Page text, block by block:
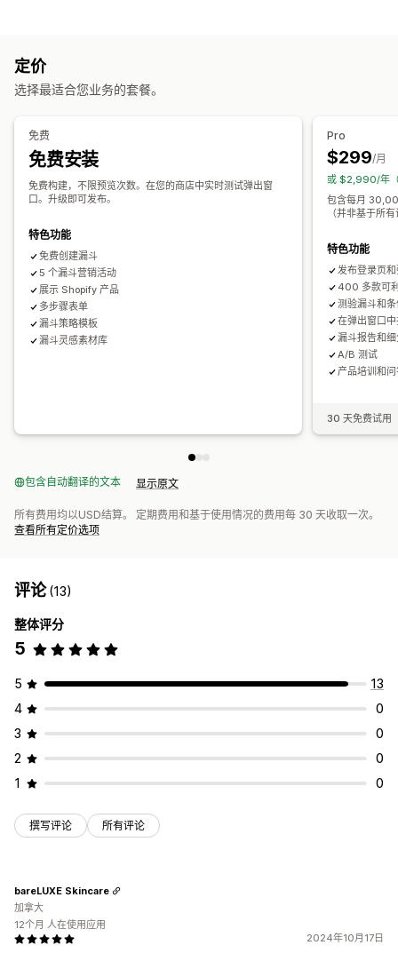
管理页面
编辑器工具
元素 模板
洞察和技巧
API 和 Webhook
退出意图
问卷调查 测验 同意弹出窗口
编辑器工具 模板
电子邮件获取名单
触发器和规则
自动化 定向 地理位置 细分 标记 报告 分析 A/B 测试 跟踪
定价
选择最适合您业务的套餐。
免费
免费安装
免费构建，不限预览次数。在您的商店中实时测试弹出窗
口。升级即可发布。
特色功能
免费创建漏斗
5 个漏斗营销活动
展示 Shopify 产品
多步骤表单
漏斗策略模板
漏斗灵感素材库
Pro
$299/月
或 $2,990/年
包含每月
（并非基于所
特色功能
发布登录页
400 多款可
测验漏斗和
在弹出窗口
漏斗报告和
A/B 测试
产品培训和
30 天免费试用
包含自动翻译的文本 显示原文
所有费用均以USD结算。 定期费用和基于使用情况的费用每 30 天收取一次。
查看所有定价选项
评论(13)
整体评分
5
5
13
4
0
3
0
2
0
1
0
撰写评论 所有评论
2024年10月17日
bareLUXE Skincare
加拿大
12个月 人在使用应用